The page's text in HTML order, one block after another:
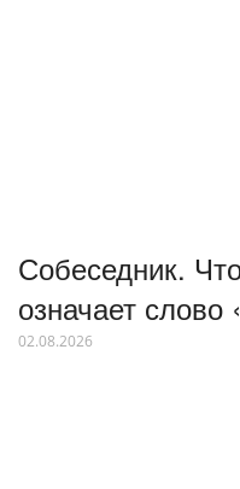
Собеседник.
означает
02.08.2026